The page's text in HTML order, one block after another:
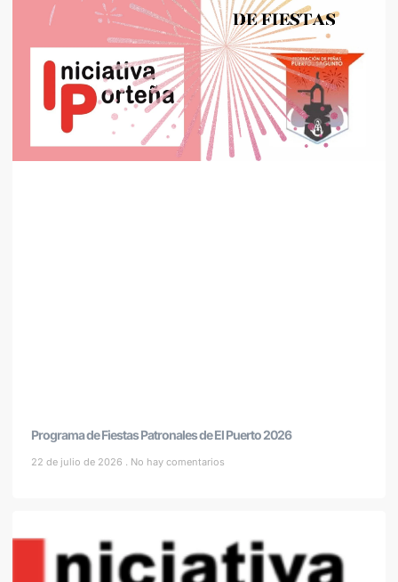
Programa de Fiestas Patronales de El Puerto 2026
22 de julio de 2026 No hay comentarios